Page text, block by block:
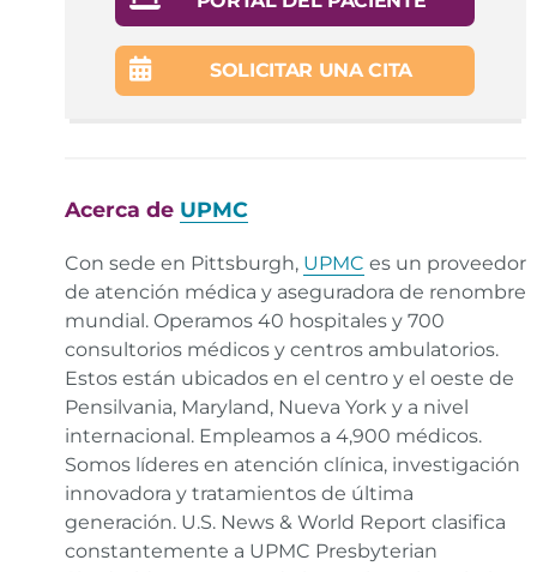
American Academy of Dermatology, How to Treat a
First-Degree, Minor Burn.Enlace
Rash.Enlace
SOLICITAR UNA CITA
Acerca de UPMC
Con sede en Pittsburgh, UPMC es un proveedor
de atención médica y aseguradora de renombre
mundial. Operamos 40 hospitales y 700
consultorios médicos y centros ambulatorios.
Estos están ubicados en el centro y el oeste de
Pensilvania, Maryland, Nueva York y a nivel
internacional. Empleamos a 4,900 médicos.
Somos líderes en atención clínica, investigación
innovadora y tratamientos de última
generación. U.S. News & World Report clasifica
constantemente a UPMC Presbyterian